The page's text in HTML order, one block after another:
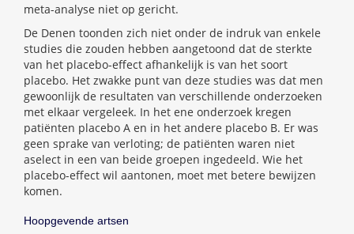
meta-analyse niet op gericht.
De Denen toonden zich niet onder de indruk van enkele
studies die zouden hebben aangetoond dat de sterkte
van het placebo-effect afhankelijk is van het soort
placebo. Het zwakke punt van deze studies was dat men
gewoonlijk de resultaten van verschillende onderzoeken
met elkaar vergeleek. In het ene onderzoek kregen
patiënten placebo A en in het andere placebo B. Er was
geen sprake van verloting; de patiënten waren niet
aselect in een van beide groepen ingedeeld. Wie het
placebo-effect wil aantonen, moet met betere bewijzen
komen.
Hoopgevende artsen